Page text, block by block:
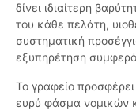
δίνει ιδιαίτερη
του κάθε πελάτη,
συστηματική
εξυπηρέτηση
Το γραφείο
ευρύ φάσμα νομικών